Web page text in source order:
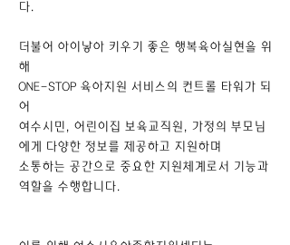
다.
더불어 아이낳아 키우기 좋은 행복육아실현을 위
해
ONE-STOP 육아지원 서비스의 컨트롤 타워가 되
어
여수시민, 어린이집 보육교직원, 가정의 부모님
에게
다양한 정보를 제공하고 지원하며
소통하는 공간으로 중요한 지원체계로서 기능과
역할을 수행합니다.